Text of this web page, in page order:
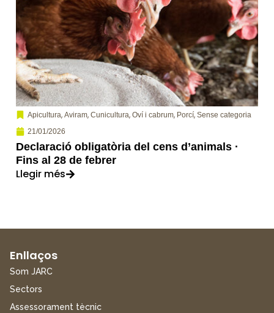
Apicultura, Aviram, Cunicultura, Oví i cabrum, Porcí, Sense categoria
21/01/2026
Declaració obligatòria del cens d’animals ·
Fins al 28 de febrer
Llegir més
Enllaços
Som JARC
Sectors
Assessorament tècnic